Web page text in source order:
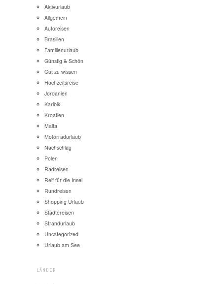
Aktivurlaub
Allgemein
Autoreisen
Brasilien
Familienurlaub
Günstig & Schön
Gut zu wissen
Hochzeitsreise
Jordanien
Karibik
Kroatien
Malta
Motorradurlaub
Nachschlag
Polen
Radreisen
Reif für die Insel
Rundreisen
Shopping Urlaub
Städtereisen
Strandurlaub
Uncategorized
Urlaub am See
LÄNDER